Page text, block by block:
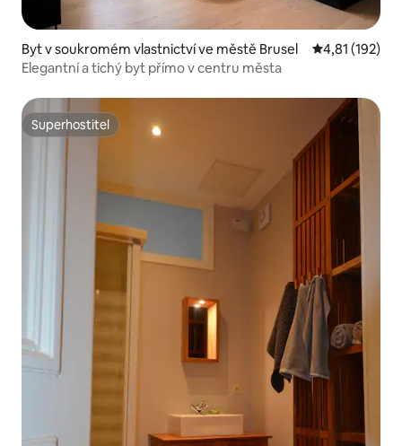
Byt v soukromém vlastnictví ve městě Brusel Průměrné
4,81 (192)
Elegantní a tichý byt přímo v centru města
Superhostitel
Superhostitel